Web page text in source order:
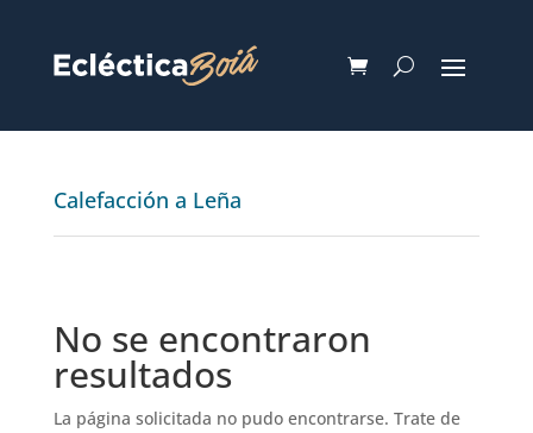
Calefacción a Leña
No se encontraron
resultados
La página solicitada no pudo encontrarse. Trate de